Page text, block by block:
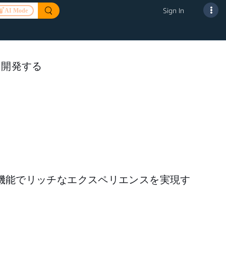
AI Mode Sign In
発する
でリッチなエクスペリエンスを実現す